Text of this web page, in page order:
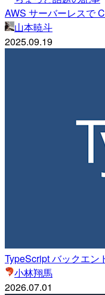
AWS サーバーレスで
山本暁斗
2025.09.19
TypeScript バックエン
小林翔馬
2026.07.01